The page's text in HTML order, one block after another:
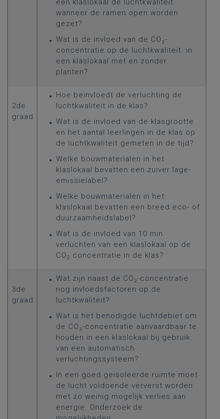
een klaslokaal de luchtkwaliteit
wanneer de ramen open worden
gezet?
Wat is de invloed van de CO₂-
concentratie op de luchtkwaliteit in
een klaslokaal met en zonder
planten?
2de
graad
Hoe beïnvloedt de verluchting de
luchtkwaliteit in de klas?
Wat is de invloed van de klasgrootte
en het aantal leerlingen in de klas op
de luchtkwaliteit gemeten in de tijd?
Welke bouwmaterialen in het
klaslokaal bevatten een zuiver lage-
emissielabel?
Welke bouwmaterialen in het
klaslokaal bevatten een breed eco- of
duurzaamheidslabel?
Wat is de invloed van 10 min
verluchten van een klaslokaal op de
CO2 concentratie in de klas?
3de
graad
Wat zijn naast de CO₂-concentratie
nog invloedsfactoren op de
luchtkwaliteit?
Wat is het benodigde luchtdebiet om
de CO₂-concentratie aanvaardbaar te
houden in een klaslokaal bij gebruik
van een automatisch
verluchtingssysteem?
In een goed geïsoleerde ruimte moet
de lucht voldoende ververst worden
met zo weinig mogelijk verlies aan
energie. Onderzoek de